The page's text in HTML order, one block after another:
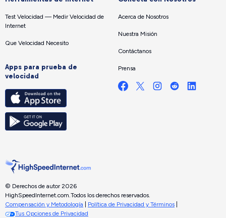
Test Velocidad — Medir Velocidad de
Internet
Que Velocidad Necesito
Apps para prueba de
velocidad
Acerca de Nosotros
Nuestra Misión
Contáctanos
Prensa
© Derechos de autor 2026
HighSpeedInternet.com. Todos los derechos reservados.
Compensación y Metodología
Política de Privacidad y Términos
Tus Opciones de Privacidad